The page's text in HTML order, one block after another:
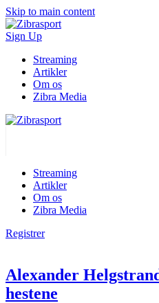
Skip to main content
Sign Up
Streaming
Artikler
Om os
Zibra Media
Streaming
Artikler
Om os
Zibra Media
Registrer
Alexander
hestene